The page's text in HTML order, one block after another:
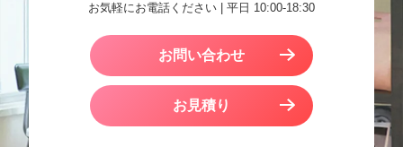
お気軽にお電話ください | 平日 10:00-18:30
お問い合わせ
お見積り